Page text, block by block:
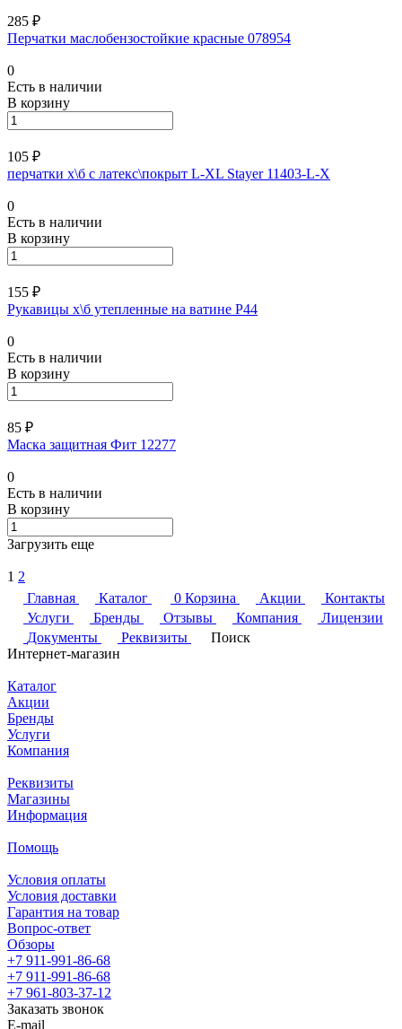
285 ₽
Перчатки маслобензостойкие красные 078954
0
Есть в наличии
В корзину
105 ₽
перчатки х\б с латекс\покрыт L-XL Stayer 11403-L-X
0
Есть в наличии
В корзину
155 ₽
Рукавицы х\б утепленные на ватине Р44
0
Есть в наличии
В корзину
85 ₽
Маска защитная Фит 12277
0
Есть в наличии
В корзину
Загрузить еще
1 2
Главная
Каталог 0 Корзина Акции
Контакты
Услуги
Бренды Отзывы Компания
Лицензии
Документы
Реквизиты
Поиск
Интернет-магазин
Каталог
Акции
Бренды
Услуги
Компания
Реквизиты
Магазины
Информация
Помощь
Условия оплаты
Условия доставки
Гарантия на товар
Вопрос-ответ
Обзоры
+7 911-991-86-68
+7 911-991-86-68
+7 961-803-37-12
Заказать звонок
E-mail